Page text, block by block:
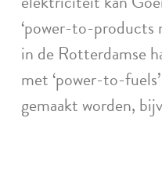
‘power-to-products
in de Rotterdamse
met ‘power-to-
gemaakt worden,